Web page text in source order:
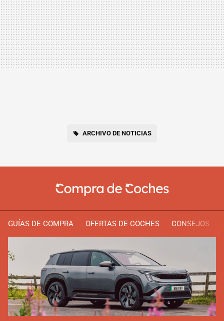
ARCHIVO DE NOTICIAS
GUÍAS DE COMPRA OFERTAS DE COCHES CONSEJOS